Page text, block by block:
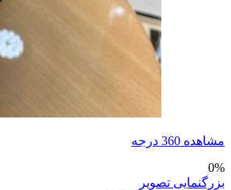
مشاهده 360 درجه
0%
بزرگنمایی تصویر